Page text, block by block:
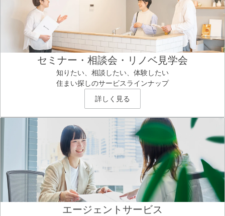
セミナー・相談会・リノベ見学会
知りたい、相談したい、体験したい
住まい探しのサービスラインナップ
詳しく見る
エージェントサービス